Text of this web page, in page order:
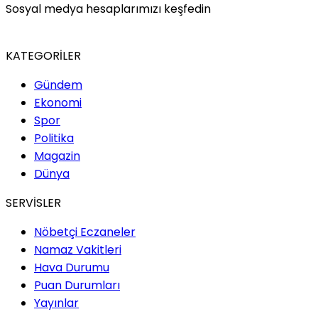
Sosyal medya hesaplarımızı keşfedin
KATEGORİLER
Gündem
Ekonomi
Spor
Politika
Magazin
Dünya
SERVİSLER
Nöbetçi Eczaneler
Namaz Vakitleri
Hava Durumu
Puan Durumları
Yayınlar